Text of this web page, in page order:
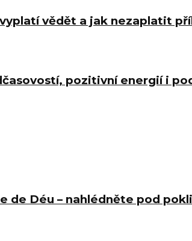
vědět a jak nezaplatit
pozitivní energií i
de Déu – nahlédněte pod